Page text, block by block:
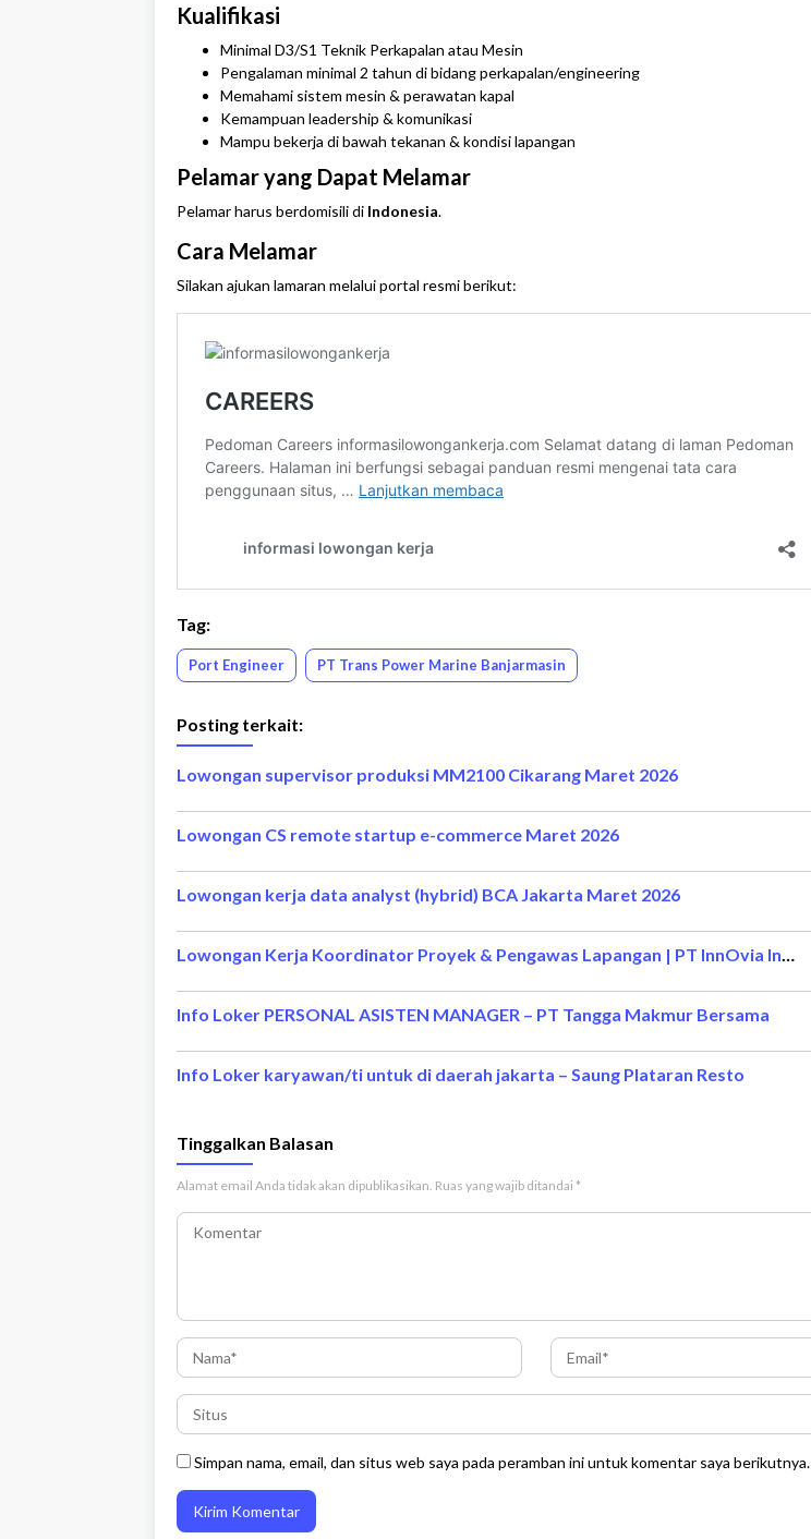
Kualifikasi
Minimal D3/S1 Teknik Perkapalan atau Mesin
Pengalaman minimal 2 tahun di bidang perkapalan/engineering
Memahami sistem mesin & perawatan kapal
Kemampuan leadership & komunikasi
Mampu bekerja di bawah tekanan & kondisi lapangan
Pelamar yang Dapat Melamar
Pelamar harus berdomisili di Indonesia.
Cara Melamar
Silakan ajukan lamaran melalui portal resmi berikut:
Tag:
Port Engineer PT Trans Power Marine Banjarmasin
Posting terkait:
Lowongan supervisor produksi MM2100 Cikarang Maret 2026
Lowongan CS remote startup e-commerce Maret 2026
Lowongan kerja data analyst (hybrid) BCA Jakarta Maret 2026
Lowongan Kerja Koordinator Proyek & Pengawas Lapangan | PT InnOvia Investa Mandiri
Info Loker PERSONAL ASISTEN MANAGER – PT Tangga Makmur Bersama
Info Loker karyawan/ti untuk di daerah jakarta – Saung Plataran Resto
Tinggalkan Balasan
Alamat email Anda tidak akan dipublikasikan. Ruas yang wajib ditandai *
Simpan nama, email, dan situs web saya pada peramban ini untuk komentar saya berikutnya.